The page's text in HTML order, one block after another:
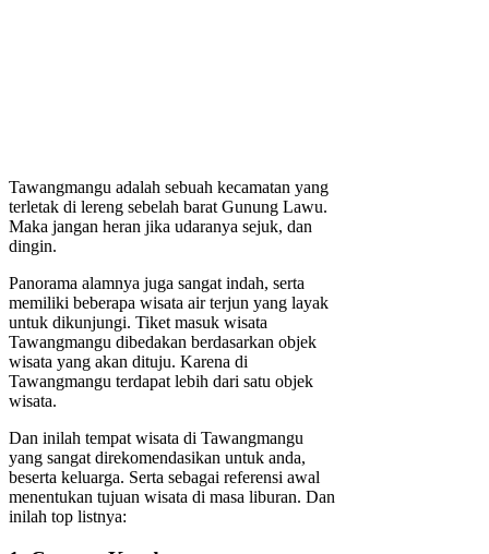
Tawangmangu adalah sebuah kecamatan yang
terletak di lereng sebelah barat Gunung Lawu.
Maka jangan heran jika udaranya sejuk, dan
dingin.
Panorama alamnya juga sangat indah, serta
memiliki beberapa wisata air terjun yang layak
untuk dikunjungi. Tiket masuk wisata
Tawangmangu dibedakan berdasarkan objek
wisata yang akan dituju. Karena di
Tawangmangu terdapat lebih dari satu objek
wisata.
Dan inilah tempat wisata di Tawangmangu
yang sangat direkomendasikan untuk anda,
beserta keluarga. Serta sebagai referensi awal
menentukan tujuan wisata di masa liburan. Dan
inilah top listnya: